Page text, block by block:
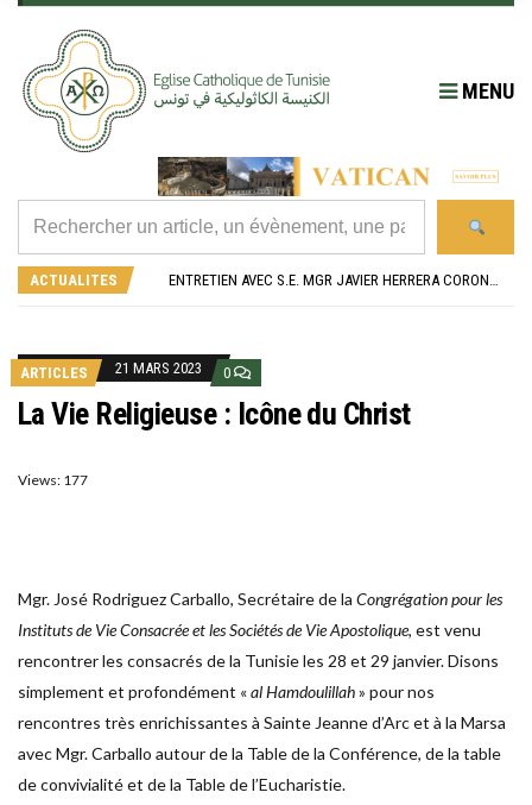
MENU
ACTUALITES
L’ÉCOLE JEANNE D’ARC CÉLÈBRE SES NOUVEAUX BACHELIERS : UNE TRADITION QUI RASSEMBLE
ENTRETIEN AVEC S.E. MGR JAVIER HERRERA CORONA, NONCE APOSTOLIQUE EN ALGÉRIE ET EN TUNISIE
ARTICLES 21 MARS 2023 0
La Vie Religieuse : Icône du Christ
Views: 177
Mgr. José Rodriguez Carballo, Secrétaire de la Congrégation pour les
Instituts de Vie Consacrée et les Sociétés de Vie Apostolique, est venu
rencontrer les consacrés de la Tunisie les 28 et 29 janvier. Disons
simplement et profondément «al Hamdoulillah» pour nos
rencontres très enrichissantes à Sainte Jeanne d’Arc et à la Marsa
avec Mgr. Carballo autour de la Table de la Conférence, de la table
de convivialité et de la Table de l’Eucharistie.